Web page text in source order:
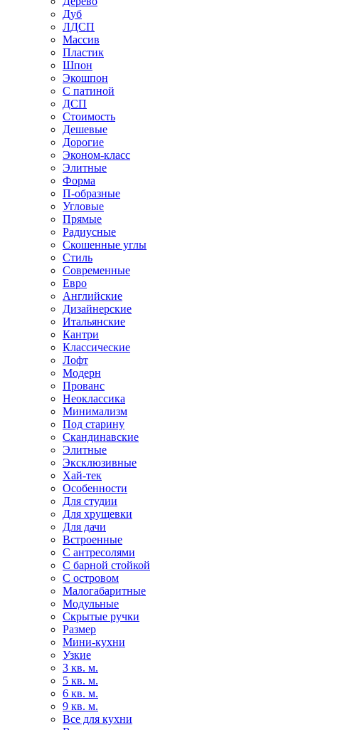
Дуб
ЛДСП
Массив
Пластик
Шпон
Экошпон
С патиной
ДСП
Стоимость
Дешевые
Дорогие
Эконом-класс
Элитные
Форма
П-образные
Угловые
Прямые
Радиусные
Скошенные углы
Стиль
Современные
Евро
Английские
Дизайнерские
Итальянские
Кантри
Классические
Лофт
Модерн
Прованс
Неоклассика
Минимализм
Под старину
Скандинавские
Элитные
Эксклюзивные
Хай-тек
Особенности
Для студии
Для хрущевки
Для дачи
Встроенные
С антресолями
С барной стойкой
С островом
Малогабаритные
Модульные
Скрытые ручки
Размер
Мини-кухни
Узкие
3 кв. м.
5 кв. м.
6 кв. м.
9 кв. м.
Все для кухни